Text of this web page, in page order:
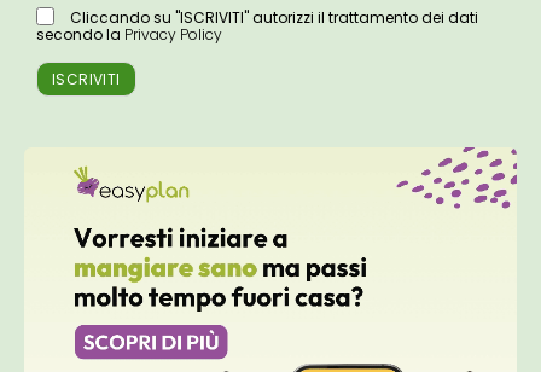
Cliccando su "ISCRIVITI" autorizzi il trattamento dei dati
secondo la Privacy Policy